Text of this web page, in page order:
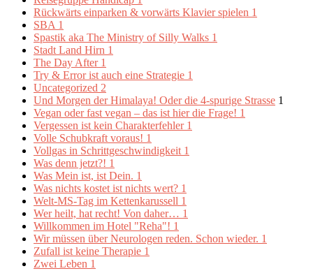
Rückwärts einparken & vorwärts Klavier spielen 1
SBA 1
Spastik aka The Ministry of Silly Walks 1
Stadt Land Hirn 1
The Day After 1
Try & Error ist auch eine Strategie 1
Uncategorized 2
Und Morgen der Himalaya! Oder die 4-spurige Strasse 1
Vegan oder fast vegan – das ist hier die Frage! 1
Vergessen ist kein Charakterfehler 1
Volle Schubkraft voraus! 1
Vollgas in Schrittgeschwindigkeit 1
Was denn jetzt?! 1
Was Mein ist, ist Dein. 1
Was nichts kostet ist nichts wert? 1
Welt-MS-Tag im Kettenkarussell 1
Wer heilt, hat recht! Von daher… 1
Willkommen im Hotel "Reha"! 1
Wir müssen über Neurologen reden. Schon wieder. 1
Zufall ist keine Therapie 1
Zwei Leben 1